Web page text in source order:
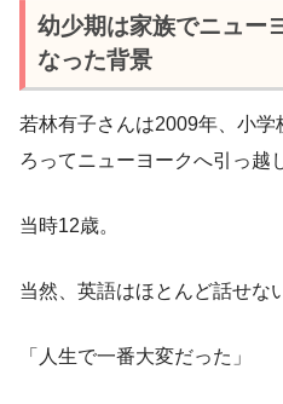
幼少期は家族でニュー
なった背景
若林有子さんは2009年、小
ろってニューヨークへ引っ越
当時12歳。
当然、英語はほとんど話せな
「人生で一番大変だった」